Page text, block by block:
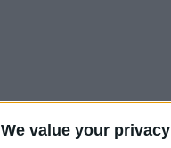
We value your privacy